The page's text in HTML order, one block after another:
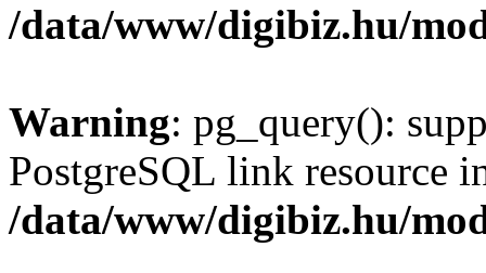
/data/www/digibiz.hu/
Warning: pg_query():
PostgreSQL link resource
/data/www/digibiz.hu/